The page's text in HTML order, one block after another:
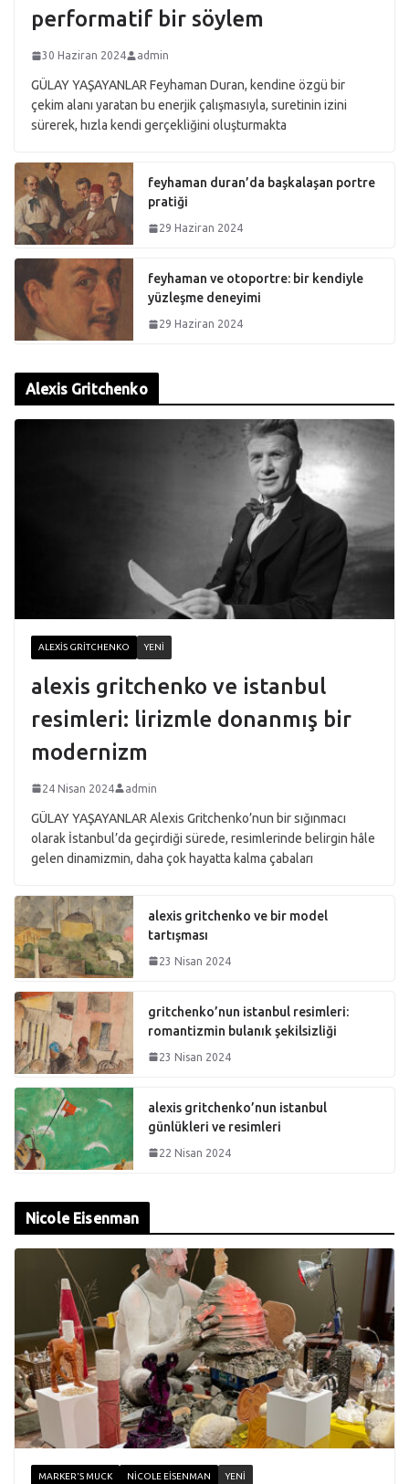
performatif bir söylem
30 Haziran 2024 admin
GÜLAY YAŞAYANLAR Feyhaman Duran, kendine özgü bir
çekim alanı yaratan bu enerjik çalışmasıyla, suretinin izini
sürerek, hızla kendi gerçekliğini oluşturmakta
feyhaman duran’da başkalaşan portre
pratiği
29 Haziran 2024
feyhaman ve otoportre: bir kendiyle
yüzleşme deneyimi
29 Haziran 2024
Alexis Gritchenko
ALEXIS GRITCHENKO YENI
alexis gritchenko ve istanbul
resimleri: lirizmle donanmış bir
modernizm
24 Nisan 2024 admin
GÜLAY YAŞAYANLAR Alexis Gritchenko’nun bir sığınmacı
olarak İstanbul’da geçirdiği sürede, resimlerinde belirgin hâle
gelen dinamizmin, daha çok hayatta kalma çabaları
alexis gritchenko ve bir model
tartışması
23 Nisan 2024
gritchenko’nun istanbul resimleri:
romantizmin bulanık şekilsizliği
23 Nisan 2024
alexis gritchenko’nun istanbul
günlükleri ve resimleri
22 Nisan 2024
Nicole Eisenman
MARKER'S MUCK NICOLE EISENMAN YENI